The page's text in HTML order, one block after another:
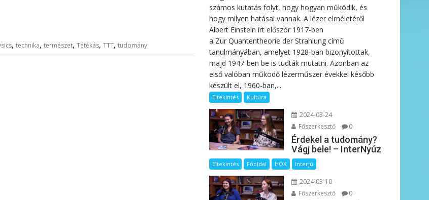
, technika, természet, Tétékás, TTT, tudomány
számos kutatás folyt, hogy hogyan működik, és
hogy milyen hatásai vannak. A lézer elméletéről
Albert Einstein írt először 1917-ben
a Zur Quantentheorie der Strahlung című
tanulmányában, amelyet 1928-ban bizonyítottak,
majd 1947-ben be is tudták mutatni. Azonban az
első valóban működő lézerműszer évekkel később
készült el, 1960-ban,...
Eltekintés Kultúra
2024-03-24
Főszerkesztő
0
Érdekel a tudomány?
Vágj bele! – InterNyúz
Eltekintés Főoldal HÖK Interjú
2024-03-10
Főszerkesztő
0